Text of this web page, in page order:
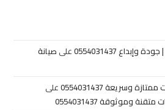
0554031437
علىصيانة
وسريعة 0554031437
على
وموثوقة 0554031437